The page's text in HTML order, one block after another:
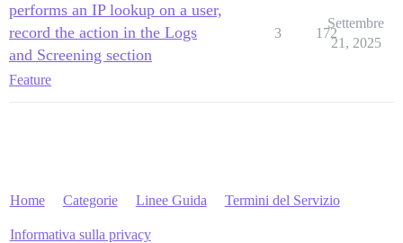
performs an IP lookup on a user,
record the action in the Logs
and Screening section
Feature
3 172
Settembre
21, 2025
Home Categorie Linee Guida Termini del Servizio
Informativa sulla privacy